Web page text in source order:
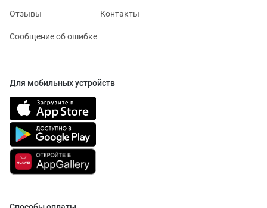
Отзывы Контакты
Сообщение об ошибке
Для мобильных устройств